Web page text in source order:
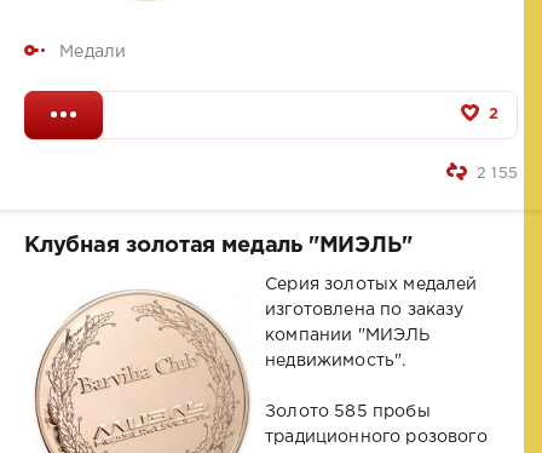
Медали
2
2 155
Клубная золотая медаль "МИЭЛЬ"
Серия золотых медалей
изготовлена по заказу
компании "МИЭЛЬ
недвижимость".
Золото 585 пробы
традиционного розового